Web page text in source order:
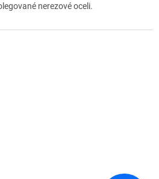
nerezové oceli.